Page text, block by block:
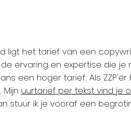
ligt het tarief van een
ervaring en expertise die je
een hoger tarief. Als ZZP'er
uurtarief per tekst vind je
stuur ik je vooraf een